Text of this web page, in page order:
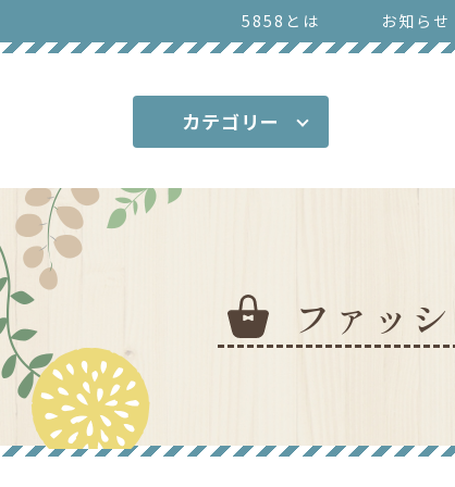
5858とは お知らせ
カテゴリー
ファッ